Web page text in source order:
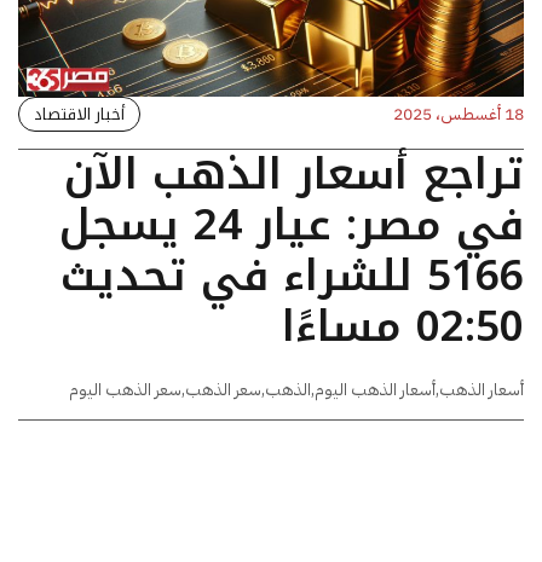
18 أغسطس، 2025 أخبار الاقتصاد
تراجع أسعار الذهب الآن
في مصر: عيار 24 يسجل
5166 للشراء في تحديث
02:50 مساءًا
أسعار الذهب,أسعار الذهب اليوم,الذهب,سعر الذهب,سعر الذهب اليوم